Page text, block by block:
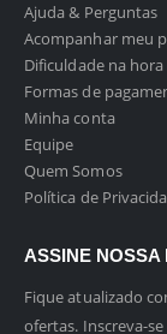
Ajuda & Perguntas
Acompanhar meu
Dificuldade na hora
Formas de
Minha conta
Equipe
Quem Somos
Política de
ASSINE NOSSA
Fique atualizado
ofertas. Inscreva-